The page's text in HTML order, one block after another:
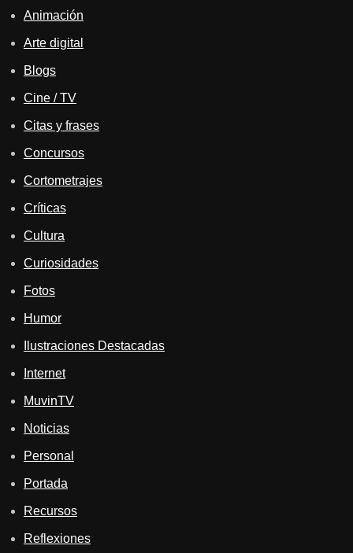
Animación
Arte digital
Blogs
Cine / TV
Citas y frases
Concursos
Cortometrajes
Críticas
Cultura
Curiosidades
Fotos
Humor
Ilustraciones Destacadas
Internet
MuvinTV
Noticias
Personal
Portada
Recursos
Reflexiones